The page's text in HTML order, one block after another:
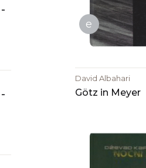
-
-
e
David Albahari
Götz in Meyer